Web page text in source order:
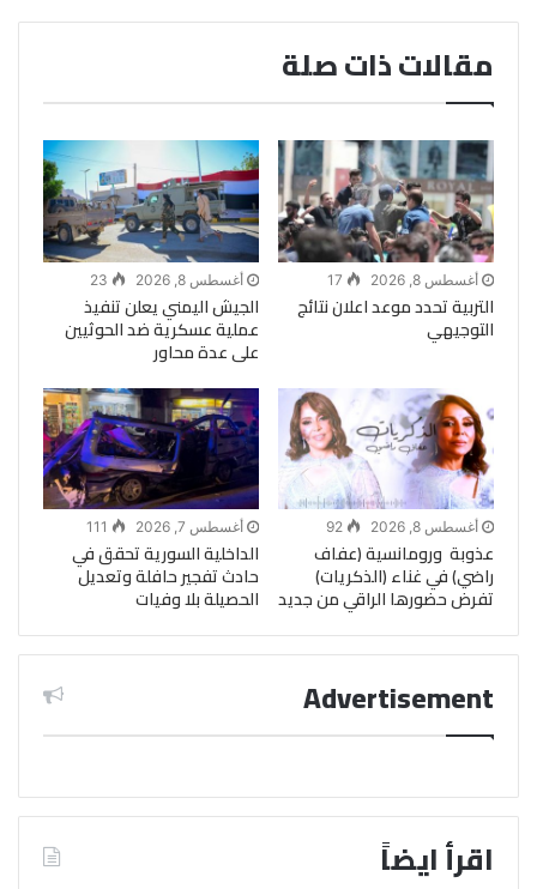
مقالات ذات صلة
أغسطس 8, 2026 17
التربية تحدد موعد اعلان نتائج
التوجيهي
أغسطس 8, 2026 23
الجيش اليمني يعلن تنفيذ
عملية عسكرية ضد الحوثيين
على عدة محاور
أغسطس 8, 2026 92
عذوبة ورومانسية (عفاف
راضي) في غناء (الذكريات)
تفرض حضورها الراقي من جديد
أغسطس 7, 2026 111
الداخلية السورية تحقق في
حادث تفجير حافلة وتعديل
الحصيلة بلا وفيات
Advertisement
اقرأ ايضاً